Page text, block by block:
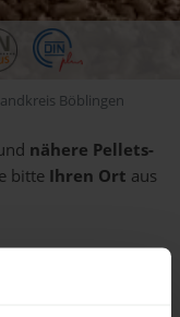
Böblingen
nähere Pellets-
bitte Ihren Ort aus